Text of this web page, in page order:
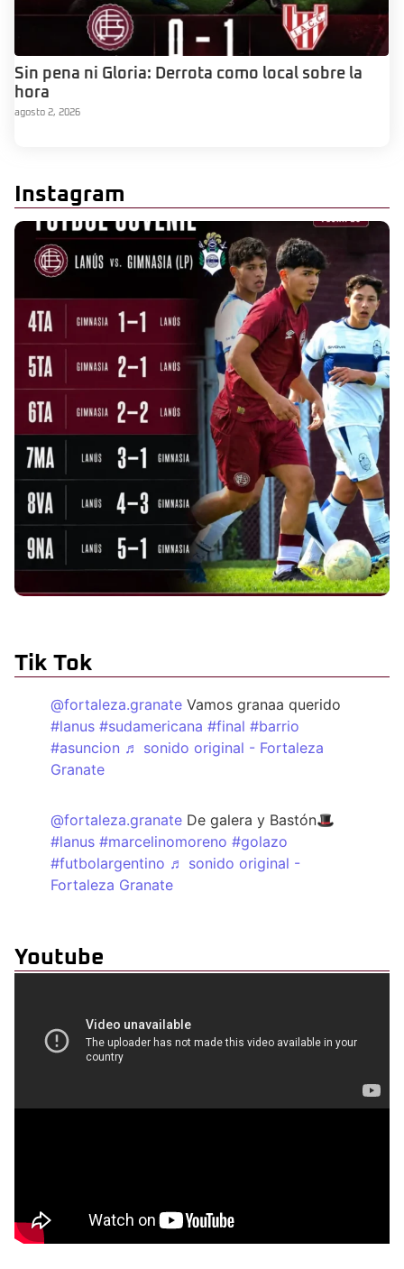
Sin pena ni Gloria: Derrota como local sobre la
hora
agosto 2, 2026
Instagram
Tik Tok
@fortaleza.granate Vamos granaa querido
#lanus #sudamericana #final #barrio
#asuncion ♬ sonido original - Fortaleza
Granate
@fortaleza.granate De galera y Bastón🎩
#lanus #marcelinomoreno #golazo
#futbolargentino ♬ sonido original -
Fortaleza Granate
Youtube